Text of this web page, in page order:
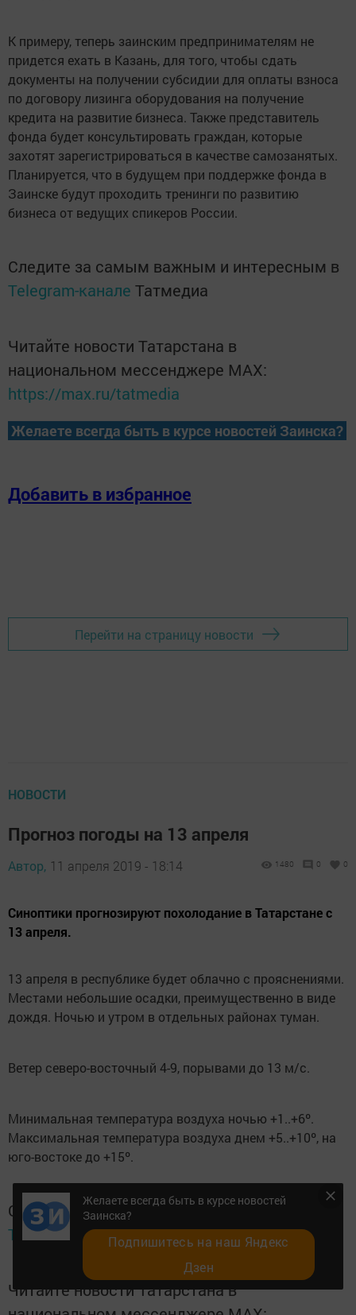
К примеру, теперь заинским предпринимателям не
придется ехать в Казань, для того, чтобы сдать
документы на получении субсидии для оплаты взноса
по договору лизинга оборудования на получение
кредита на развитие бизнеса. Также представитель
фонда будет консультировать граждан, которые
захотят зарегистрироваться в качестве самозанятых.
Планируется, что в будущем при поддержке фонда в
Заинске будут проходить тренинги по развитию
бизнеса от ведущих спикеров России.
Следите за самым важным и интересным в
Telegram-канале Татмедиа
Читайте новости Татарстана в
национальном мессенджере MАХ:
https://max.ru/tatmedia
Желаете всегда быть в курсе новостей Заинска?
Добавить в избранное
Перейти на страницу новости
НОВОСТИ
Прогноз погоды на 13 апреля
Автор, 11 апреля 2019 - 18:14 1480 0 0
Синоптики прогнозируют похолодание в Татарстане с
13 апреля.
13 апреля в республике будет облачно с прояснениями.
Местами небольшие осадки, преимущественно в виде
дождя. Ночью и утром в отдельных районах туман.
Ветер северо-восточный 4-9, порывами до 13 м/с.
Минимальная температура воздуха ночью +1..+6º.
Максимальная температура воздуха днем +5..+10º, на
юго-востоке до +15º.
Следите за самым важным и интересным в
Telegram-каналеТатмедиа
Читайте новости Татарстана в
Желаете всегда быть в курсе новостей
Заинска?
Подпишитесь на наш Яндекс
Дзен